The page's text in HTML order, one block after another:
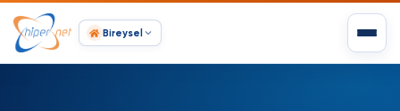
Bireysel